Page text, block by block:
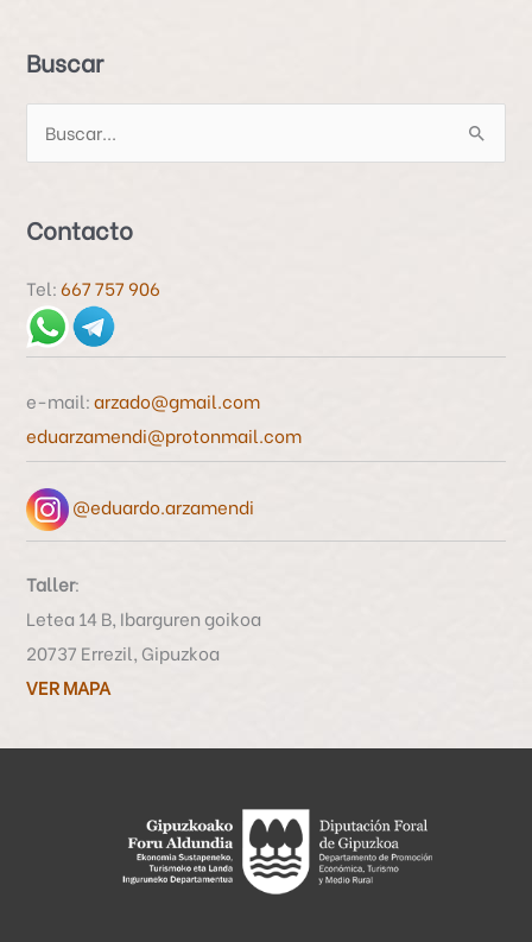
Buscar
c
r
p
r
:
Contacto
Tel:667 757 906
e-mail:arzado@gmail.com
eduarzamendi@protonmail.com
@eduardo.arzamendi
Taller:
Letea 14 B, Ibarguren goikoa
20737 Errezil, Gipuzkoa
VER MAPA